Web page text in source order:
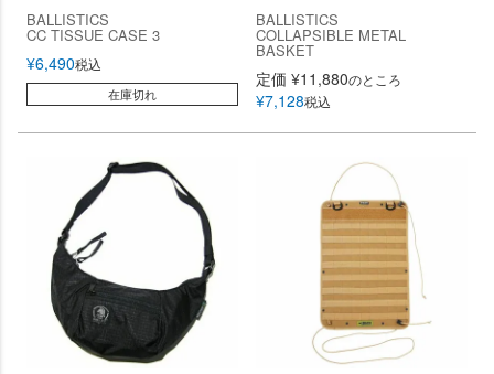
BALLISTICS
CC TISSUE CASE 3
¥6,490税込
在庫切れ
BALLISTICS
COLLAPSIBLE METAL
BASKET
定価 ¥11,880のところ
¥7,128税込